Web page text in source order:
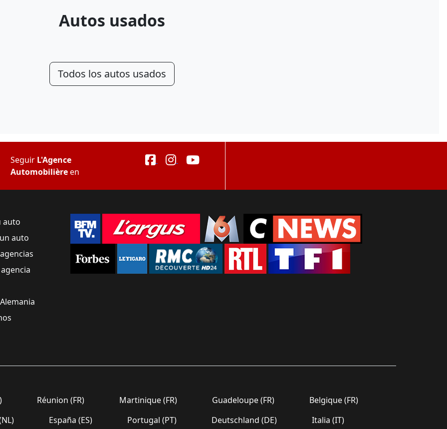
Autos usados
Todos los autos usados
Seguir L'Agence
Automobilièreen
auto
auto
Réunion (FR) Martinique (FR) Guadeloupe (FR)
Belgique (FR)
España (ES) Portugal (PT) Deutschland (DE) Italia (IT)